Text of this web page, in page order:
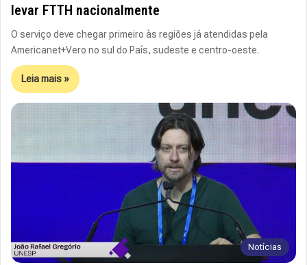
levar FTTH nacionalmente
O serviço deve chegar primeiro às regiões já atendidas pela
Americanet+Vero no sul do País, sudeste e centro-oeste.
Leia mais »
Notícias